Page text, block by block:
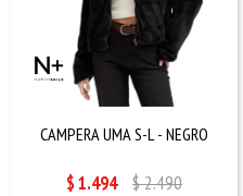
CAMPERA UMA S-L - NEGRO
$1.494 $2.490